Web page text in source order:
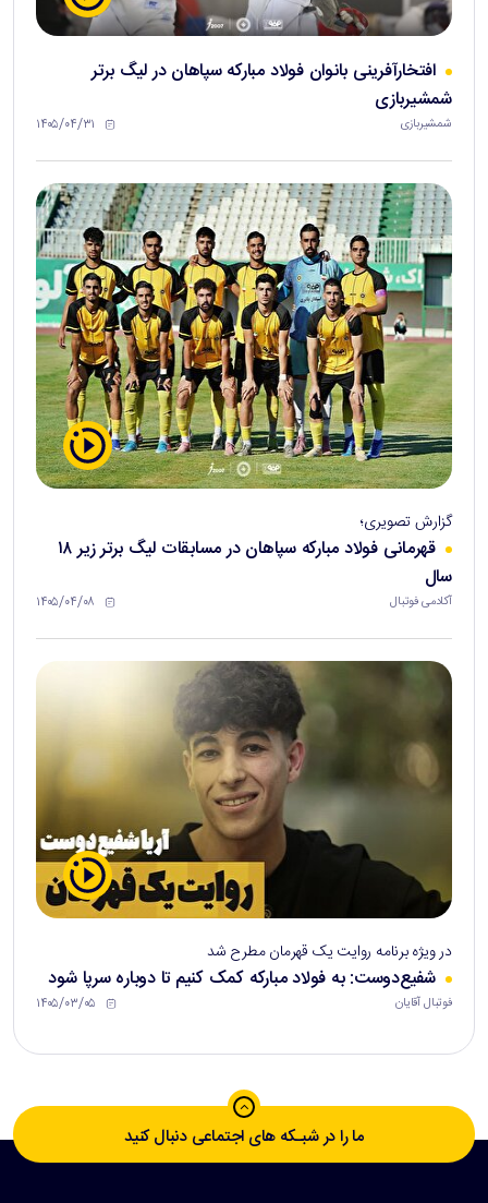
افتخارآفرینی بانوان فولاد مبارکه سپاهان در لیگ برتر
شمشیربازی
شمشیربازی ۱۴۰۵/۰۴/۳۱
گزارش تصویری؛
قهرمانی فولاد مبارکه سپاهان در مسابقات لیگ برتر زیر ۱۸
سال
آکادمی فوتبال ۱۴۰۵/۰۴/۰۸
در ویژه برنامه روایت یک قهرمان مطرح شد
شفیع‌دوست: به فولاد مبارکه کمک کنیم تا دوباره سرپا شود
فوتبال آقایان ۱۴۰۵/۰۳/۰۵
ما را در شبـکه های اجتماعی دنبال کنید